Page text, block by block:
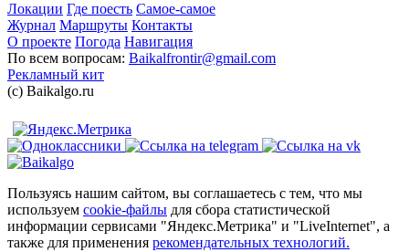
Локации Где поесть Самое-самое
Журнал Маршруты Контакты
О проекте Погода Навигация
По всем вопросам: Baikalfrontir@gmail.com
Рекламный кит
(с) Baikalgo.ru
Пользуясь нашим сайтом, вы соглашаетесь с тем, что мы
используем cookie-файлы для сбора статистической
информации сервисами "Яндекс.Метрика" и "LiveInternet", а
также для применения рекомендательных технологий.